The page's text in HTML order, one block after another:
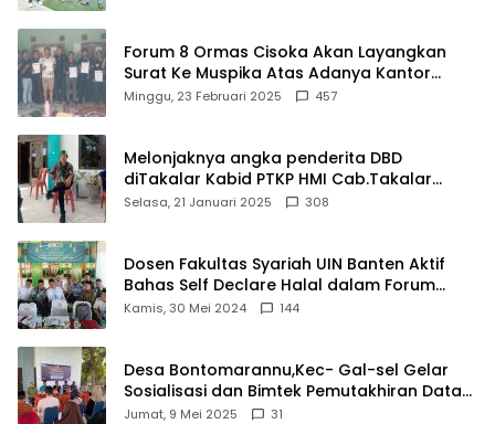
Forum 8 Ormas Cisoka Akan Layangkan
Surat Ke Muspika Atas Adanya Kantor
Matel di Cisoka
Minggu, 23 Februari 2025 457
Melonjaknya angka penderita DBD
diTakalar Kabid PTKP HMI Cab.Takalar
angkat bicara
Selasa, 21 Januari 2025 308
Dosen Fakultas Syariah UIN Banten Aktif
Bahas Self Declare Halal dalam Forum
Ijtima Ulama MUI
Kamis, 30 Mei 2024 144
Desa Bontomarannu,Kec- Gal-sel Gelar
Sosialisasi dan Bimtek Pemutakhiran Data
ID
Jumat, 9 Mei 2025 31